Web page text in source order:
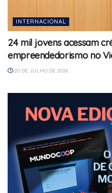
INTERNACIONAL
24 mil jovens acessam
empreendedorismo no
20 DE JULHO DE 2026